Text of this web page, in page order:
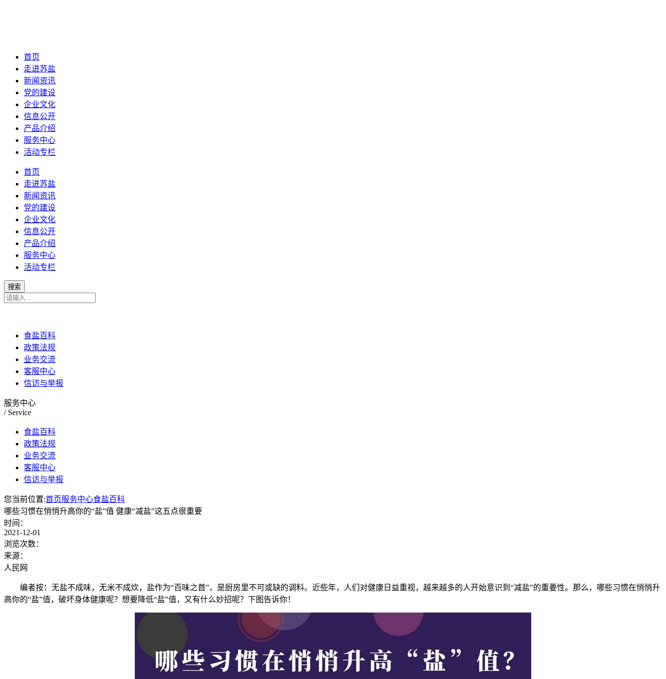
首页
走进苏盐
新闻资讯
党的建设
企业文化
信息公开
产品介绍
服务中心
活动专栏
首页
走进苏盐
新闻资讯
党的建设
企业文化
信息公开
产品介绍
服务中心
活动专栏
食盐百科
政策法规
业务交流
客服中心
信访与举报
服务中心
/ Service
食盐百科
政策法规
业务交流
客服中心
信访与举报
您当前位置:首页服务中心食盐百科
哪些习惯在悄悄升高你的“盐”值 健康“减盐”这五点很重要
时间：
2021-12-01
浏览次数：
来源：
人民网
编者按：无盐不成味，无米不成炊，盐作为“百味之首”，是厨房里不可或缺的调料。近些年，人们对健康日益重视，越来越多的人开始意识到“减盐”的重要性。那么，哪些习惯在悄悄升
高你的“盐”值，破坏身体健康呢？想要降低“盐”值，又有什么妙招呢？下图告诉你！